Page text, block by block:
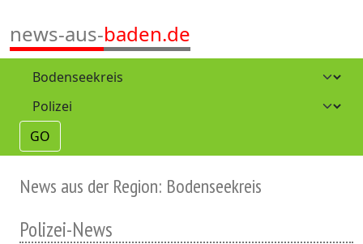
news-aus-baden.de
GO
News aus der Region: Bodenseekreis
Polizei-News